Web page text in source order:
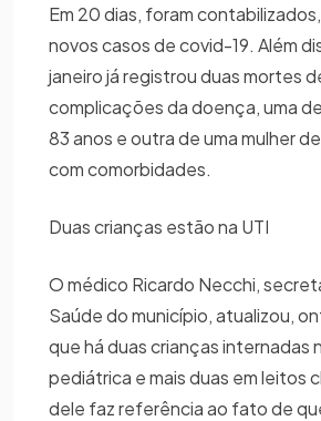
Em 20 dias, foram
novos casos de covid-19. Além
janeiro já registrou duas mortes
complicações da doença, uma
83 anos e outra de uma mulher
com comorbidades.
Duas crianças estão na UTI
O médico Ricardo Necchi,
Saúde do município, atualizou,
que há duas crianças internadas
pediátrica e mais duas em leitos
dele faz referência ao fato de